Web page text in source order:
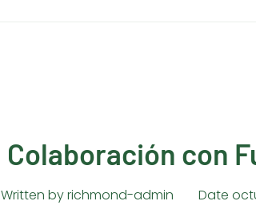
Colaboración con
Written byrichmond-admin Date